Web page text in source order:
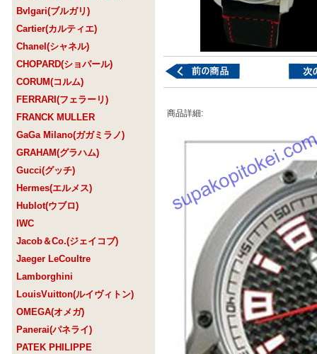
Bvlgari(ブルガリ)
Cartier(カルティエ)
Chanel(シャネル)
CHOPARD(ショパール)
CORUM(コルム)
FERRARI(フェラーリ)
FRANCK MULLER
GaGa Milano(ガガミラノ)
GRAHAM(グラハム)
Gucci(グッチ)
Hermes(エルメス)
Hublot(ウブロ)
IWC
Jacob＆Co.(ジェイコブ)
Jaeger LeCoultre
Lamborghini
LouisVuitton(ルイヴィトン)
OMEGA(オメガ)
Panerai(パネライ)
PATEK PHILIPPE
商品詳細: